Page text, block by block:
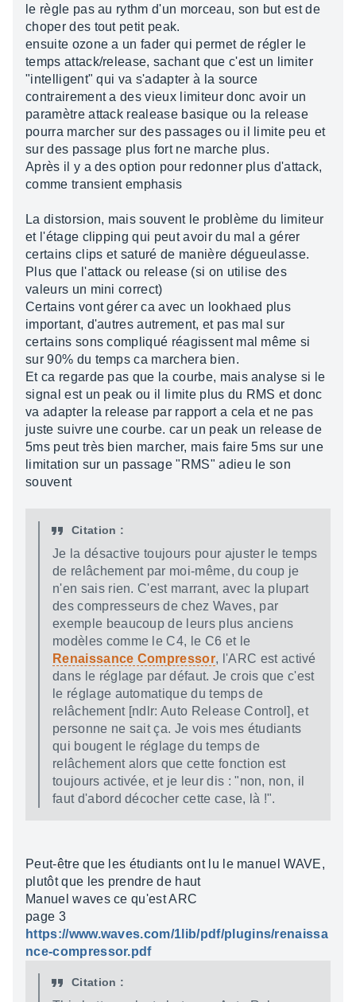
le règle pas au rythm d'un morceau, son but est de
choper des tout petit peak.
ensuite ozone a un fader qui permet de régler le
temps attack/release, sachant que c'est un limiter
"intelligent" qui va s'adapter à la source
contrairement a des vieux limiteur donc avoir un
paramètre attack realease basique ou la release
pourra marcher sur des passages ou il limite peu et
sur des passage plus fort ne marche plus.
Après il y a des option pour redonner plus d'attack,
comme transient emphasis
La distorsion, mais souvent le problème du limiteur
et l'étage clipping qui peut avoir du mal a gérer
certains clips et saturé de manière dégueulasse.
Plus que l'attack ou release (si on utilise des
valeurs un mini correct)
Certains vont gérer ca avec un lookhaed plus
important, d'autres autrement, et pas mal sur
certains sons compliqué réagissent mal même si
sur 90% du temps ca marchera bien.
Et ca regarde pas que la courbe, mais analyse si le
signal est un peak ou il limite plus du RMS et donc
va adapter la release par rapport a cela et ne pas
juste suivre une courbe. car un peak un release de
5ms peut très bien marcher, mais faire 5ms sur une
limitation sur un passage "RMS" adieu le son
souvent
Citation :
Je la désactive toujours pour ajuster le temps
de relâchement par moi-même, du coup je
n'en sais rien. C'est marrant, avec la plupart
des compresseurs de chez Waves, par
exemple beaucoup de leurs plus anciens
modèles comme le C4, le C6 et le
Renaissance Compressor, l'ARC est activé
dans le réglage par défaut. Je crois que c'est
le réglage automatique du temps de
relâchement [ndlr: Auto Release Control], et
personne ne sait ça. Je vois mes étudiants
qui bougent le réglage du temps de
relâchement alors que cette fonction est
toujours activée, et je leur dis : "non, non, il
faut d'abord décocher cette case, là !".
Peut-être que les étudiants ont lu le manuel WAVE,
plutôt que les prendre de haut
Manuel waves ce qu'est ARC
page 3
https://www.waves.com/1lib/pdf/plugins/renaissa
nce-compressor.pdf
Citation :